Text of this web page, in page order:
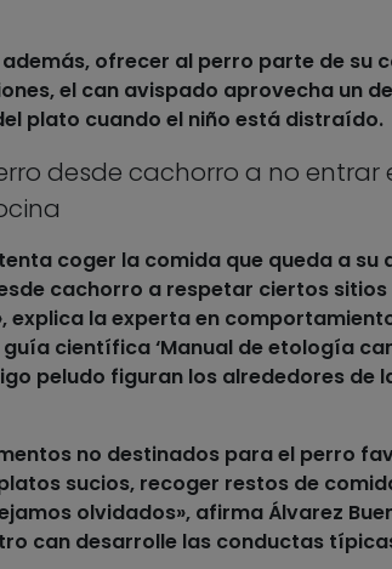
ofrecer al perro parte de su
el can avispado aprovecha un
plato cuando el niño está distraído.
desde cachorro a no entrar
coger la comida que queda a su
cachorro a respetar ciertos sitios
explica la experta en
científica ‘Manual de etología
peludo figuran los alrededores de
no destinados para el perro
sucios, recoger restos de
olvidados», afirma Álvarez
can desarrolle las conductas